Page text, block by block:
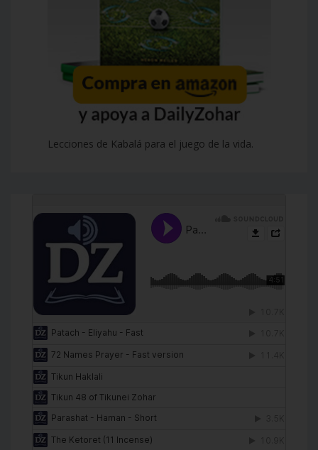
Lecciones de Kabalá para el juego de la vida.